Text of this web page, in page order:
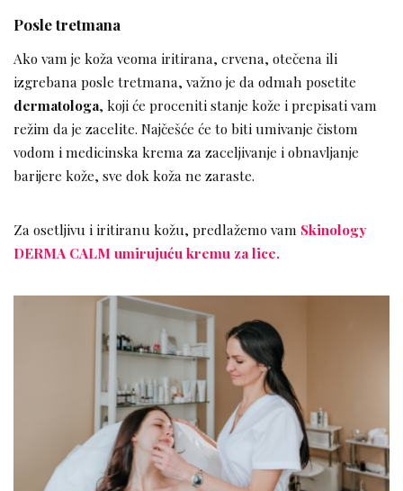
Posle tretmana
Ako vam je koža veoma iritirana, crvena, otečena ili
izgrebana posle tretmana, važno je da odmah posetite
dermatologa, koji će proceniti stanje kože i prepisati vam
režim da je zacelite. Najčešće će to biti umivanje čistom
vodom i medicinska krema za zaceljivanje i obnavljanje
barijere kože, sve dok koža ne zaraste.
Za osetljivu i iritiranu kožu, predlažemo vam Skinology
DERMA CALM umirujuću kremu za lice.